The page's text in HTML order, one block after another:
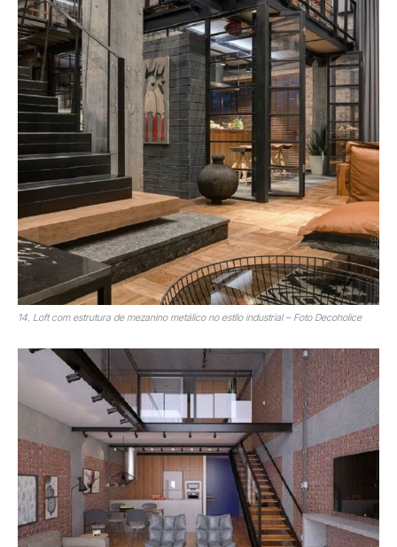
14. Loft com estrutura de mezanino metálico no estilo industrial – Foto Decoholice